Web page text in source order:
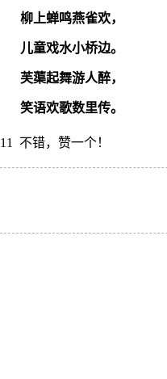
柳上蝉鸣燕雀欢，
儿童戏水小桥边。
芙蕖起舞游人醉，
笑语欢歌数里传。
11 不错，赞一个！